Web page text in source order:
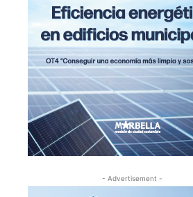
- Advertisement -